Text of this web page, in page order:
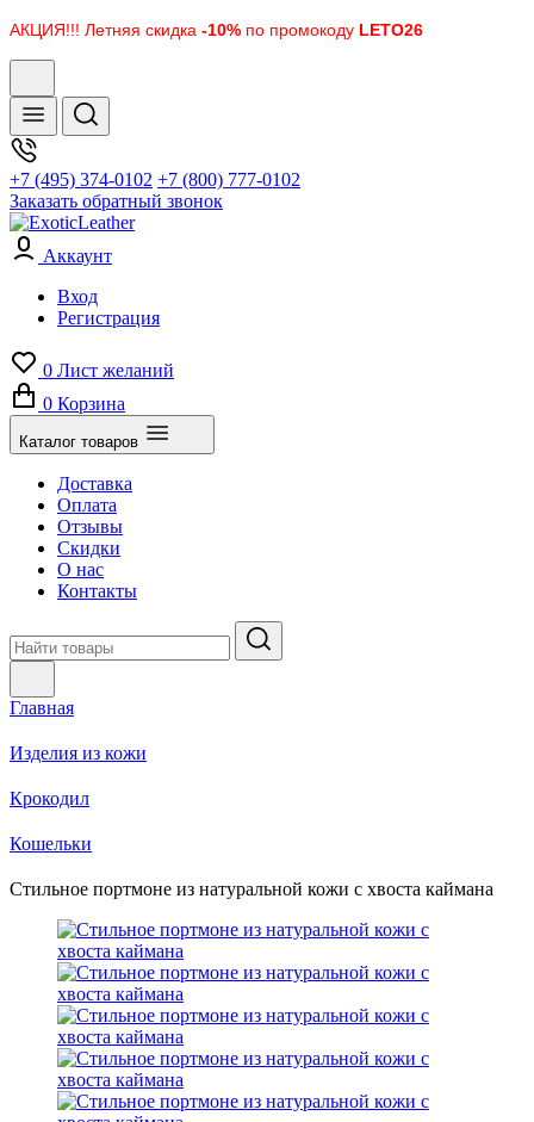
АКЦИЯ!!! Летняя скидка -10% по промокоду LETO26
+7 (495) 374-0102 +7 (800) 777-0102
Заказать обратный звонок
Аккаунт
Вход
Регистрация
0 Лист желаний
0 Корзина
Каталог товаров
Доставка
Оплата
Отзывы
Скидки
О нас
Контакты
Главная
Изделия из кожи
Крокодил
Кошельки
Стильное портмоне из натуральной кожи с хвоста каймана